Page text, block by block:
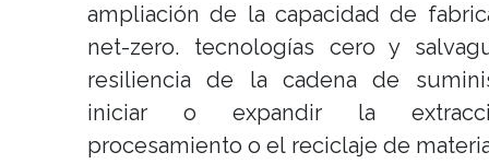
ampliación de la capacidad de
net-zero. tecnologías cero y
resiliencia de la cadena de
iniciar o expandir la
procesamiento o el reciclaje de